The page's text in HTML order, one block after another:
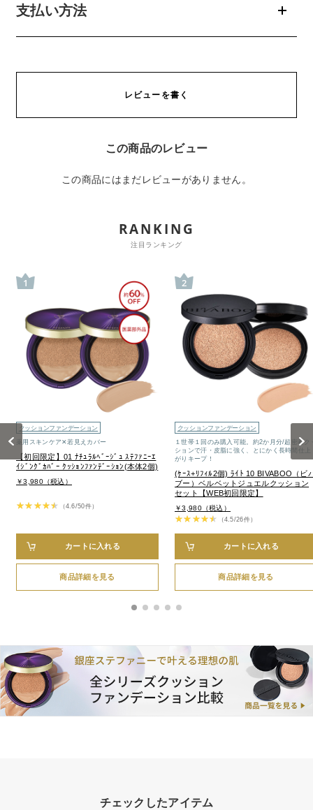
支払い方法
レビューを書く
この商品のレビュー
この商品にはまだレビューがありません。
RANKING
注目ランキング
Previous
1
クッションファンデーション
薬用スキンケア✕若見えカバー
【初回限定】01 ﾅﾁｭﾗﾙﾍﾞｰｼﾞｭ ｽﾃﾌｧﾆｰｴ
ｲｼﾞﾝｸﾞｶﾊﾞｰ ｸｯｼｮﾝﾌｧﾝﾃﾞｰｼｮﾝ(本体2個)
￥3,980（税込）
（4.6/50件）
カートに入れる
商品詳細を見る
2
クッションファンデーション
１世帯１回のみ購入可能。約2か月分/超密着ク
ションで汗・皮脂に強く、とにかく長時間仕上
がりキープ！
(ｹｰｽ+ﾘﾌｨﾙ2個) ﾗｲﾄ 10 BIVABOO（ビ
ブー）ベルベットジュエルクッション
セット【WEB初回限定】
￥3,980（税込）
（4.5/26件）
カートに入れる
商品詳細を見る
Next
チェックしたアイテム